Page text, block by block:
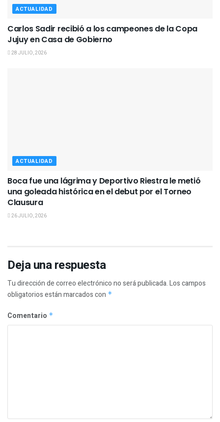
ACTUALIDAD
Carlos Sadir recibió a los campeones de la Copa
Jujuy en Casa de Gobierno
28 JULIO, 2026
ACTUALIDAD
Boca fue una lágrima y Deportivo Riestra le metió
una goleada histórica en el debut por el Torneo
Clausura
26 JULIO, 2026
Deja una respuesta
Tu dirección de correo electrónico no será publicada.Los campos
obligatorios están marcados con *
Comentario *